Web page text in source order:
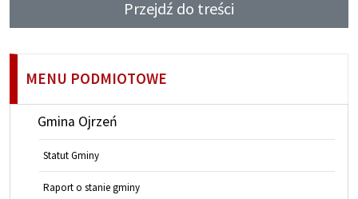
Przejdź do treści
MENU PODMIOTOWE
Gmina Ojrzeń
Statut Gminy
Raport o stanie gminy